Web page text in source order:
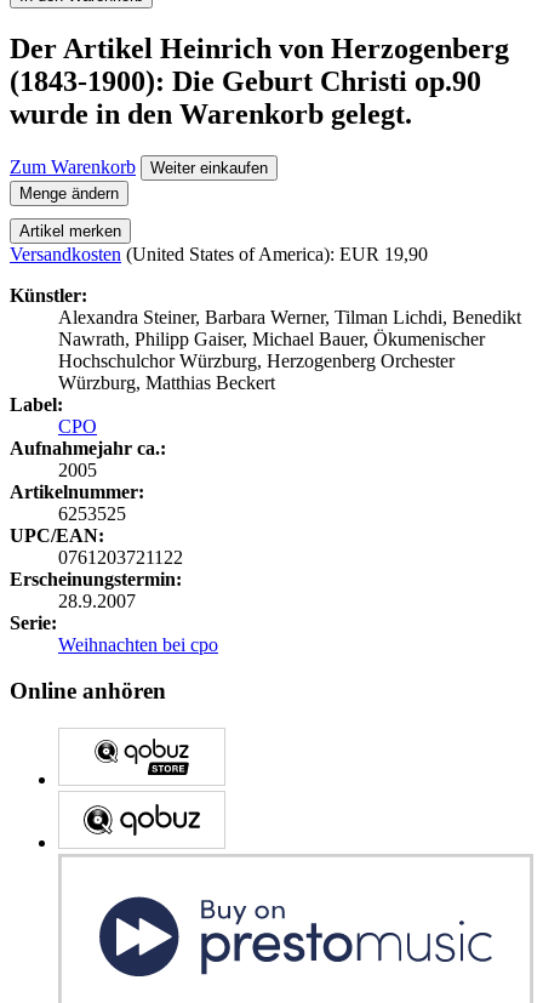
Der Artikel Heinrich von Herzogenberg
(1843-1900): Die Geburt Christi op.90
wurde in den Warenkorb gelegt.
Zum Warenkorb
Weiter einkaufen
Menge ändern
Artikel merken
Versandkosten (United States of America): EUR 19,90
Künstler:
Alexandra Steiner, Barbara Werner, Tilman Lichdi, Benedikt
Nawrath, Philipp Gaiser, Michael Bauer, Ökumenischer
Hochschulchor Würzburg, Herzogenberg Orchester
Würzburg, Matthias Beckert
Label:
CPO
Aufnahmejahr ca.:
2005
Artikelnummer:
6253525
UPC/EAN:
0761203721122
Erscheinungstermin:
28.9.2007
Serie:
Weihnachten bei cpo
Online anhören